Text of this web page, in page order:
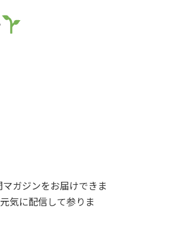
ガジンをお届けできま
気に配信して参りま